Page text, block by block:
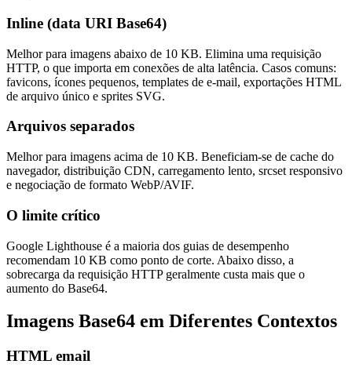
Inline (data URI Base64)
Melhor para imagens abaixo de 10 KB. Elimina uma requisição
HTTP, o que importa em conexões de alta latência. Casos comuns:
favicons, ícones pequenos, templates de e-mail, exportações HTML
de arquivo único e sprites SVG.
Arquivos separados
Melhor para imagens acima de 10 KB. Beneficiam-se de cache do
navegador, distribuição CDN, carregamento lento, srcset responsivo
e negociação de formato WebP/AVIF.
O limite crítico
Google Lighthouse é a maioria dos guias de desempenho
recomendam 10 KB como ponto de corte. Abaixo disso, a
sobrecarga da requisição HTTP geralmente custa mais que o
aumento do Base64.
Imagens Base64 em Diferentes Contextos
HTML email